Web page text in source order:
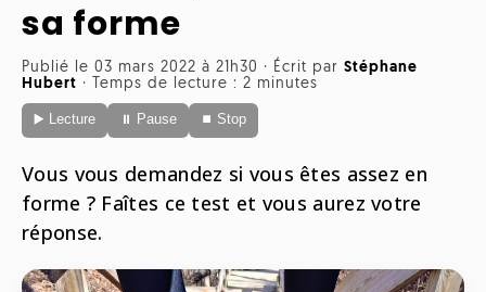
International
Météo
ONG
Politique
Belge
Politique
Française
Livres
Mangas
Musique
People
Médias
Radio
Télévision
Animaux
Biodiversité
sa forme
Publié le 03 mars 2022 à 21h30 · Écrit par Stéphane
Hubert · Temps de lecture : 2 minutes
▶️ Lecture ⏸ Pause ⏹ Stop
Vous vous demandez si vous êtes assez en
forme ? Faîtes ce test et vous aurez votre
réponse.